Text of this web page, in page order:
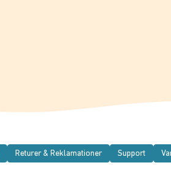
Returer & Reklamationer Support